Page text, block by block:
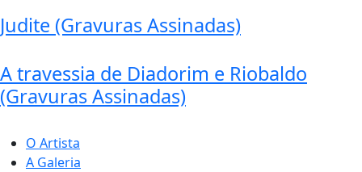
Judite (Gravuras Assinadas)
A travessia de Diadorim e Riobaldo
(Gravuras Assinadas)
O Artista
A Galeria